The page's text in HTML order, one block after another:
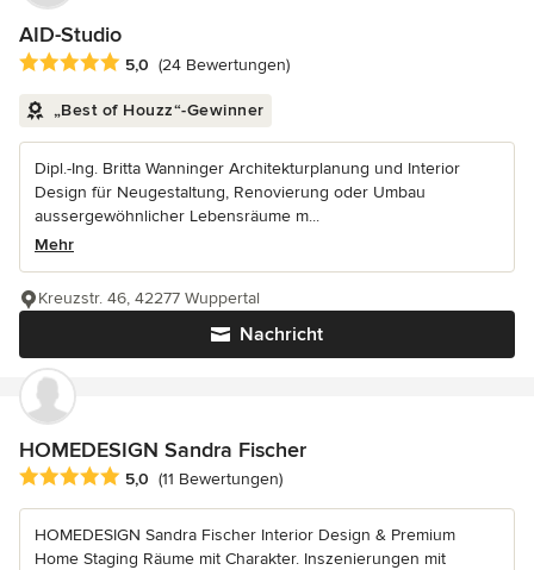
AID-Studio
Durchschnittliche Bewertung: 5 von 5 Sternen
5,0 (24 Bewertungen)
„Best of Houzz“-Gewinner
Dipl.-Ing. Britta Wanninger Architekturplanung und Interior
Design für Neugestaltung, Renovierung oder Umbau
aussergewöhnlicher Lebensräume m...
Mehr
Nachricht
Kreuzstr. 46, 42277 Wuppertal
HOMEDESIGN Sandra Fischer
Durchschnittliche Bewertung: 5 von 5 Sternen
5,0 (11 Bewertungen)
HOMEDESIGN Sandra Fischer Interior Design & Premium
Home Staging Räume mit Charakter. Inszenierungen mit